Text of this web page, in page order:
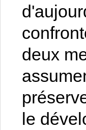
deux
le